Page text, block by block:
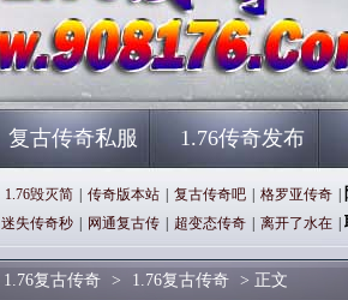
复古传奇私服 1.76传奇发布
1.76毁灭简 传奇版本站 复古传奇吧 格罗亚传奇
迷失传奇秒 网通复古传 超变态传奇 离开了水在
1.76复古传奇 > 1.76复古传奇 > 正文